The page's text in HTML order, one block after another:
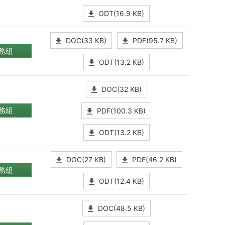
ODT(16.9 KB)
組
DOC(33 KB) PDF(95.7 KB)
ODT(13.2 KB)
組
DOC(32 KB)
PDF(100.3 KB)
ODT(13.2 KB)
組
DOC(27 KB) PDF(46.2 KB)
ODT(12.4 KB)
DOC(48.5 KB)